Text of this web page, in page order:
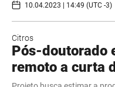
10.04.2023 | 14:49 (UTC -3)
Citros
Pós-doutorado
remoto a curta